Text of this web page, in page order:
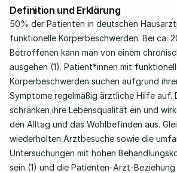
Definition und Erklärung
50% der Patienten in deutschen
funktionelle Körperbeschwerden. Bei ca.
Betroffenen kann man von einem
ausgehen (1). Patient*innen mit
Körperbeschwerden suchen aufgrund
Symptome regelmäßig ärztliche Hilfe auf.
schränken ihre Lebensqualität ein und
den Alltag und das Wohlbefinden aus.
wiederholten Arztbesuche sowie die
Untersuchungen mit hohen
sein (1) und die Patienten-Arzt-